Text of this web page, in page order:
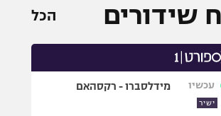
שידורים הכל
עכשיו
ישיר
מידלסברו - רקסהאם